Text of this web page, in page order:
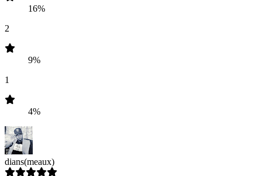
16%
2
9%
1
4%
dians(meaux)